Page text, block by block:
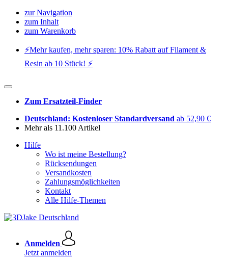
zur Navigation
zum Inhalt
zum Warenkorb
⚡️Mehr kaufen, mehr sparen: 10% Rabatt auf Filament &
Resin ab 10 Stück! ⚡️
Zum Ersatzteil-Finder
Deutschland: Kostenloser Standardversand ab 52,90 €
Mehr als 11.100 Artikel
Hilfe
Wo ist meine Bestellung?
Rücksendungen
Versandkosten
Zahlungsmöglichkeiten
Kontakt
Alle Hilfe-Themen
Anmelden
Jetzt anmelden